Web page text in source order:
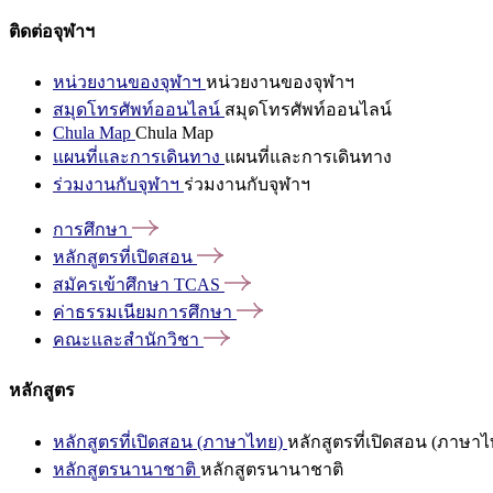
ติดต่อจุฬาฯ
หน่วยงานของจุฬาฯ หน่วยงานของจุฬาฯ
สมุดโทรศัพท์ออนไลน์ สมุดโทรศัพท์ออนไลน์
Chula Map Chula Map
แผนที่และการเดินทาง แผนที่และการเดินทาง
ร่วมงานกับจุฬาฯ ร่วมงานกับจุฬาฯ
การศึกษา
หลักสูตรที่เปิดสอน
สมัครเข้าศึกษา TCAS
ค่าธรรมเนียมการศึกษา
คณะและสำนักวิชา
หลักสูตร
หลักสูตรที่เปิดสอน (ภาษาไทย) หลักสูตรที่เปิดสอน (ภาษาไ
หลักสูตรนานาชาติ หลักสูตรนานาชาติ